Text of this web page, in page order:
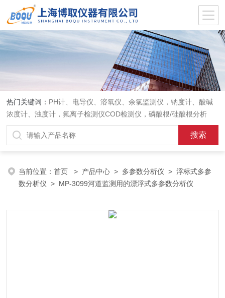
热门关键词： PH计、电导仪、溶氧仪、余氯监测仪，钠度计、酸碱
浓度计、浊度计，氟离子检测仪COD检测仪，磷酸根/硅酸根分析
仪，PH电极、溶氧电极、电导电极
当前位置：首页 > 产品中心 > 多参数分析仪 >浮标式多参
数分析仪 > MP-3099河道监测用的漂浮式多参数分析仪